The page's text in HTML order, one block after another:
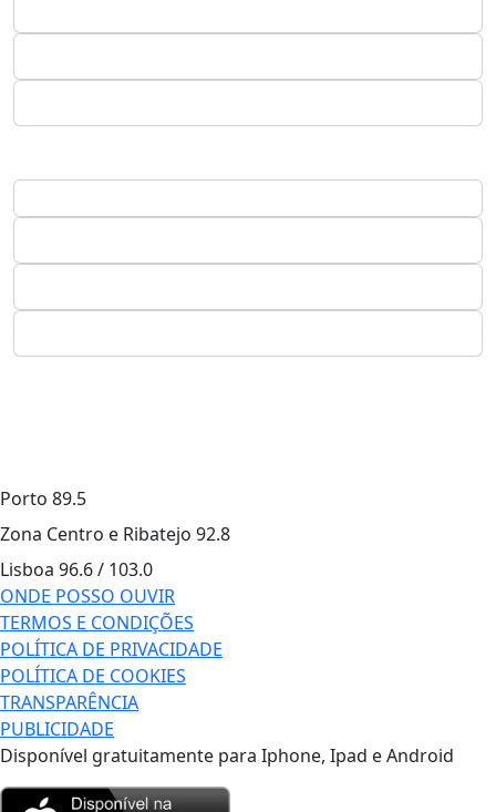
Porto 89.5
Zona Centro e Ribatejo 92.8
Lisboa 96.6 / 103.0
ONDE POSSO OUVIR
TERMOS E CONDIÇÕES
POLÍTICA DE PRIVACIDADE
POLÍTICA DE COOKIES
TRANSPARÊNCIA
PUBLICIDADE
Disponível gratuitamente para Iphone, Ipad e Android